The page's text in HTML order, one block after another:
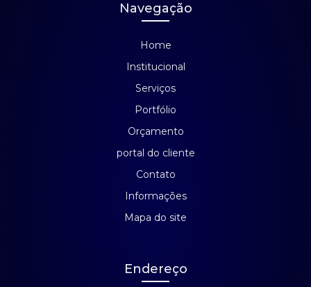
Navegação
Home
Institucional
Serviços
Portfólio
Orçamento
portal do cliente
Contato
Informações
Mapa do site
Endereço